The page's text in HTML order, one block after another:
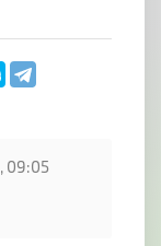
, Viber,
rodnik.ru/
).
- 10 %
09:05